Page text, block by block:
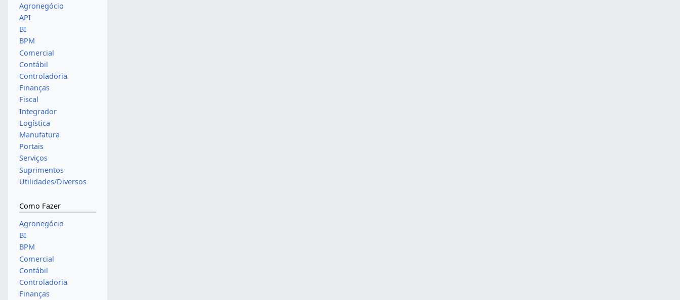
Agronegócio
API
BI
BPM
Comercial
Contábil
Controladoria
Finanças
Fiscal
Integrador
Logística
Manufatura
Portais
Serviços
Suprimentos
Utilidades/Diversos
Como Fazer
Agronegócio
BI
BPM
Comercial
Contábil
Controladoria
Finanças